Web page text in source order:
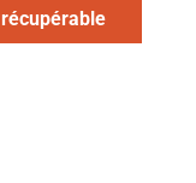
récupérable